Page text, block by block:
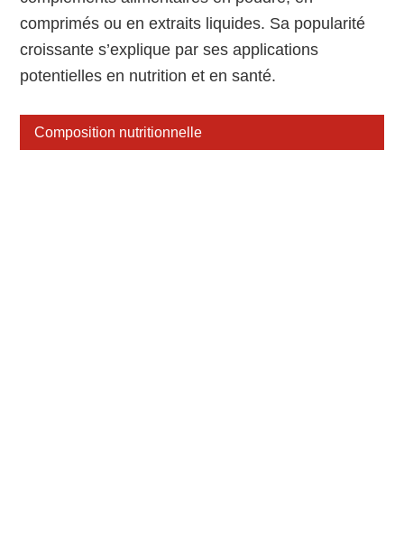
comprimés ou en extraits liquides. Sa popularité
croissante s’explique par ses applications
potentielles en nutrition et en santé.
Composition nutritionnelle